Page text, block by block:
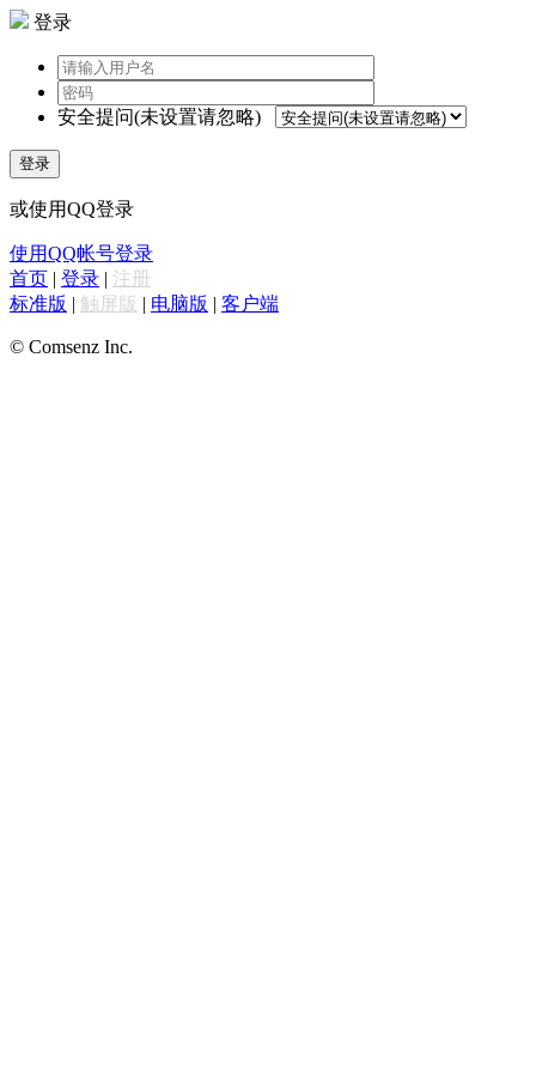
登录
安全提问(未设置请忽略)
登录
或使用QQ登录
使用QQ帐号登录
首页 | 登录 | 注册
标准版 | 触屏版 | 电脑版 | 客户端
© Comsenz Inc.